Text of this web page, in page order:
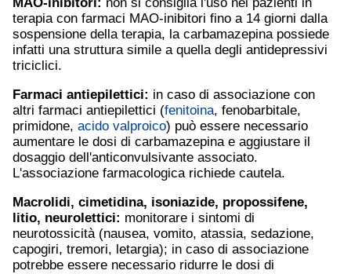
terapia con farmaci MAO-inibitori fino a 14 giorni dalla
sospensione della terapia, la carbamazepina possiede
infatti una struttura simile a quella degli antidepressivi
triciclici.
Farmaci antiepilettici: in caso di associazione con
altri farmaci antiepilettici (fenitoina, fenobarbitale,
primidone, acido valproico) può essere necessario
aumentare le dosi di carbamazepina e aggiustare il
dosaggio dell'anticonvulsivante associato.
L'associazione farmacologica richiede cautela.
Macrolidi, cimetidina, isoniazide, propossifene,
litio, neurolettici: monitorare i sintomi di
neurotossicità (nausea, vomito, atassia, sedazione,
capogiri, tremori, letargia); in caso di associazione
potrebbe essere necessario ridurre le dosi di